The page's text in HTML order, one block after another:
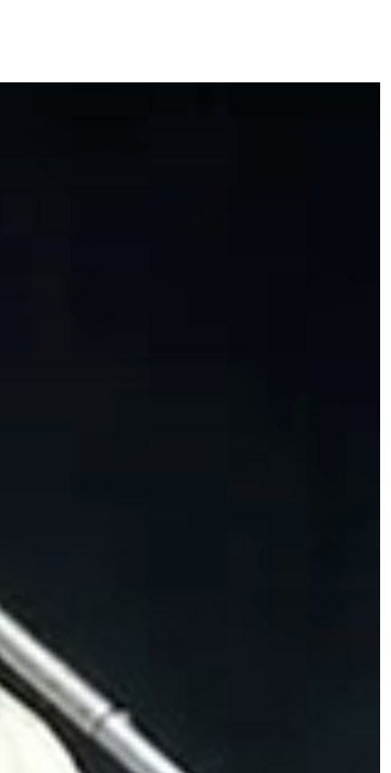
BMW i3, parte la produzione a
Monaco: costi giù del 10%